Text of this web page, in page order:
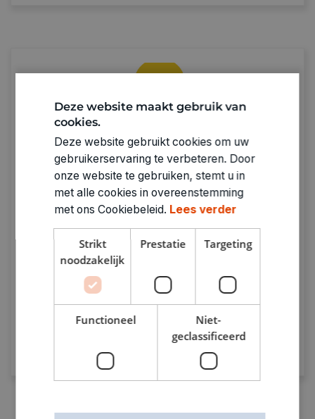
Sparen met De Banier
Spaar bij punten bij elke aankoop.
punten = prijzen verzilveren!
Ontdek meer
Deze website maakt gebruik van
cookies.
Deze website gebruikt cookies om uw
gebruikerservaring te verbeteren. Door
onze website te gebruiken, stemt u in
met alle cookies in overeenstemming
met ons Cookiebeleid. Lees verder
Strikt
noodzakelijk
Prestatie Targeting
Functioneel
Niet-
geclassificeerd